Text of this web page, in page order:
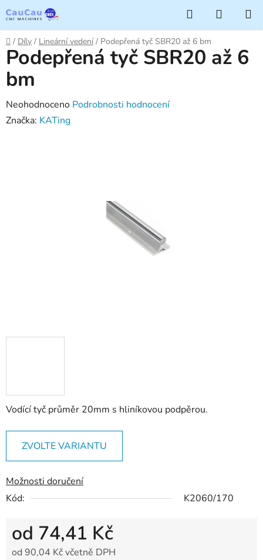
na
obsah
Hledat
KOŠÍK
Domů
/ Díly / Lineární vedení / Podepřená tyč SBR20 až 6 bm
Vodící tyč průměr 20mm s hliníkovou podpěrou.
ZVOLTE VARIANTU
Možnosti doručení
Kód:
K2060/170
od 74,41 Kč
od 90,04 Kčvčetně DPH
Podepřená tyč SBR20 až 6
bm
Průměrné
hodnocení
Neohodnoceno Podrobnosti hodnocení
Značka: KATing